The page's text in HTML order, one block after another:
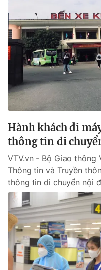
Hành khách đi
thông tin di
VTV.vn - Bộ Giao thông
Thông tin và Truyền
thông tin di chuyển nội